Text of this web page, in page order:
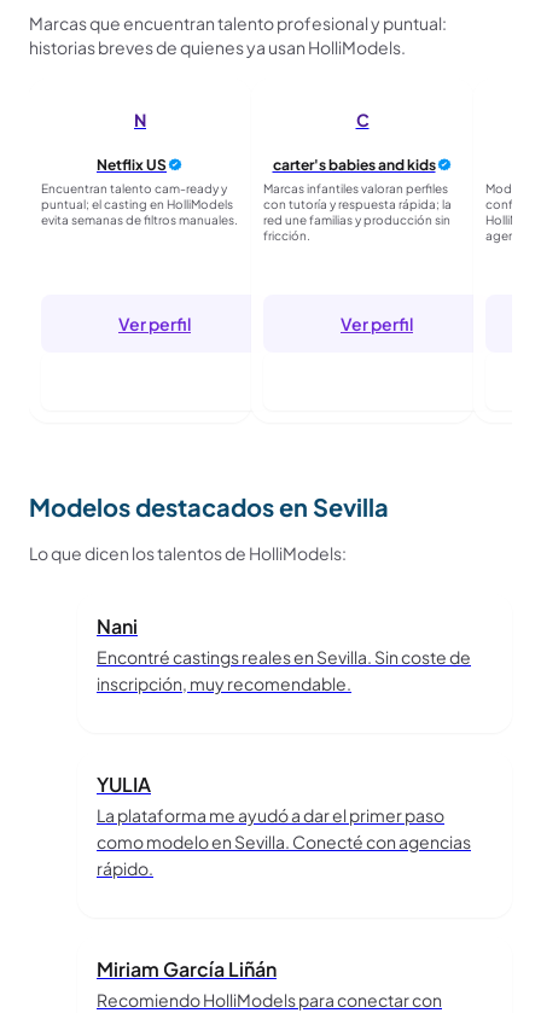
Marcas que encuentran talento profesional y puntual:
historias breves de quienes ya usan HolliModels.
N
Netflix US
Encuentran talento cam-ready y
puntual; el casting en HolliModels
evita semanas de filtros manuales.
Ver perfil
C
carter's babies and kids
Marcas infantiles valoran perfiles
con tutoría y respuesta rápida; la
red une familias y producción sin
fricción.
Ver perfil
Moda
agencias
Modelos destacados en Sevilla
Lo que dicen los talentos de HolliModels:
Nani
Encontré castings reales en Sevilla. Sin coste de
inscripción, muy recomendable.
YULIA
La plataforma me ayudó a dar el primer paso
como modelo en Sevilla. Conecté con agencias
rápido.
Miriam García Liñán
Recomiendo HolliModels para conectar con